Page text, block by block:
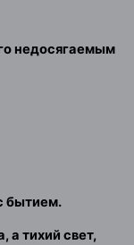
недосягаемым
бытием.
а тихий свет,